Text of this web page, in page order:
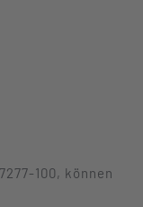
100, können